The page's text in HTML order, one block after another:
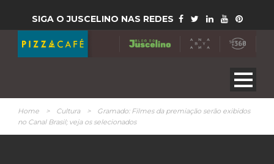
SIGA O JUSCELINO NAS REDES
Home > Cultura >
Gramado: Filmes da premiação serão exibidos
no Canal Brasil; veja os selecionados